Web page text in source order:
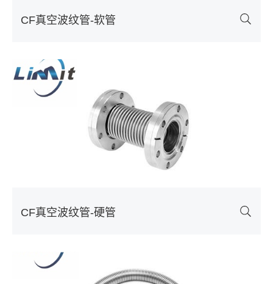
CF真空波纹管-软管
CF真空波纹管-硬管